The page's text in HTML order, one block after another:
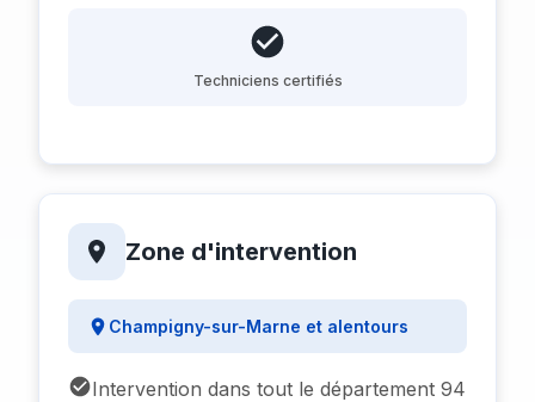
Techniciens certifiés
Zone d'intervention
Champigny-sur-Marne et alentours
Intervention dans tout le département 94